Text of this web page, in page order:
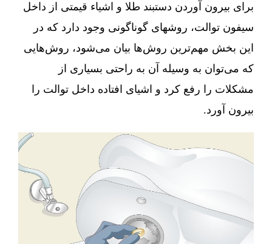
برای بیرون آوردن دستبند طلا و اشیاء قیمتی از داخل
سیفون توالت، روشهای گوناگونی وجود دارد که در
این بخش مهم‌ترین روش‌ها بیان می‌شود، روش‌هایی
که می‌توان به وسیله آن به راحتی بسیاری از
مشکلات را رفع کرد و اشیای افتاده داخل توالت را
بیرون آورد.